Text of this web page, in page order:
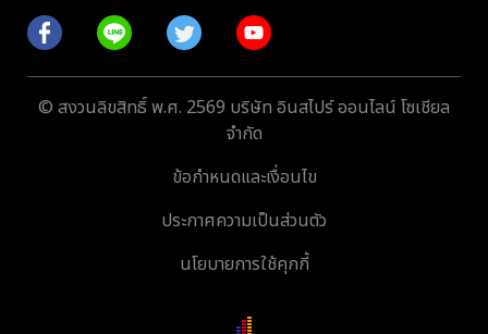
© สงวนลิขสิทธิ์ พ.ศ. 2569 บริษัท อินสไปร์ ออนไลน์ โซเชียล
จำกัด
ข้อกำหนดและเงื่อนไข
ประกาศความเป็นส่วนตัว
นโยบายการใช้คุกกี้